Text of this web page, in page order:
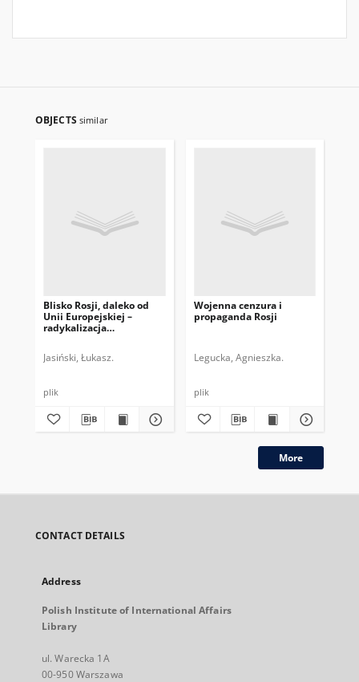
OBJECTS similar
Blisko Rosji, daleko od
Unii Europejskiej –
radykalizacja
Jasiński, Łukasz.
plik
Wojenna cenzura i
propaganda Rosji
Legucka, Agnieszka.
plik
More
CONTACT DETAILS
Address
Polish Institute of International Affairs
Library
ul. Warecka 1A
00-950 Warszawa